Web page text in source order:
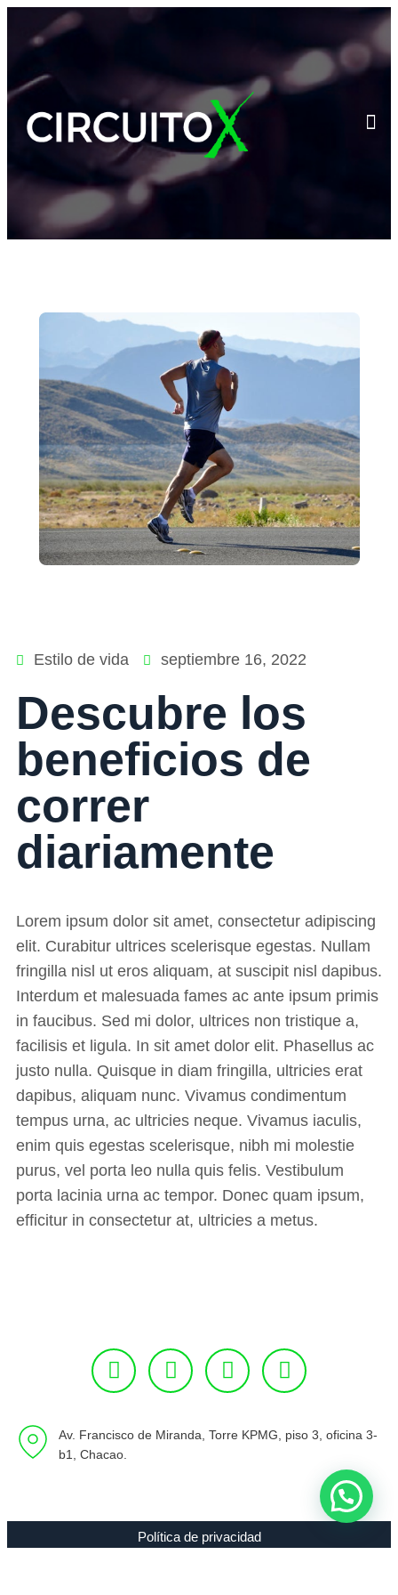
Estilo de vida septiembre 16, 2022
Descubre los
beneficios de
correr
diariamente
Lorem ipsum dolor sit amet, consectetur adipiscing
elit. Curabitur ultrices scelerisque egestas. Nullam
fringilla nisl ut eros aliquam, at suscipit nisl dapibus.
Interdum et malesuada fames ac ante ipsum primis
in faucibus. Sed mi dolor, ultrices non tristique a,
facilisis et ligula. In sit amet dolor elit. Phasellus ac
justo nulla. Quisque in diam fringilla, ultricies erat
dapibus, aliquam nunc. Vivamus condimentum
tempus urna, ac ultricies neque. Vivamus iaculis,
enim quis egestas scelerisque, nibh mi molestie
purus, vel porta leo nulla quis felis. Vestibulum
porta lacinia urna ac tempor. Donec quam ipsum,
efficitur in consectetur at, ultricies a metus.
Av. Francisco de Miranda, Torre KPMG, piso 3, oficina 3-
b1, Chacao.
Política de privacidad